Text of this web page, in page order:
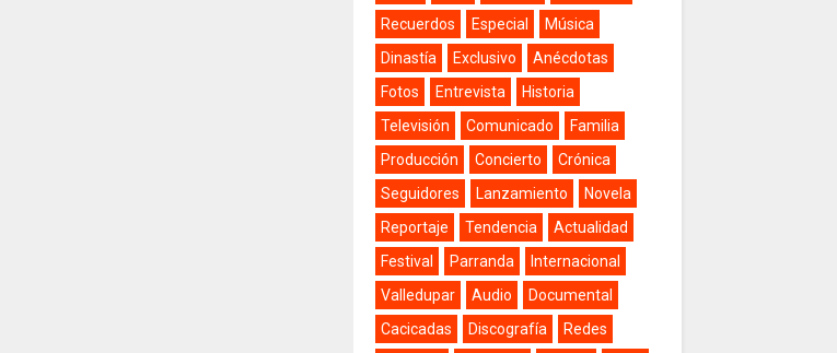
Recuerdos
Especial
Música
Dinastía
Exclusivo
Anécdotas
Fotos
Entrevista
Historia
Televisión
Comunicado
Familia
Producción
Concierto
Crónica
Seguidores
Lanzamiento
Novela
Reportaje
Tendencia
Actualidad
Festival
Parranda
Internacional
Valledupar
Audio
Documental
Cacicadas
Discografía
Redes